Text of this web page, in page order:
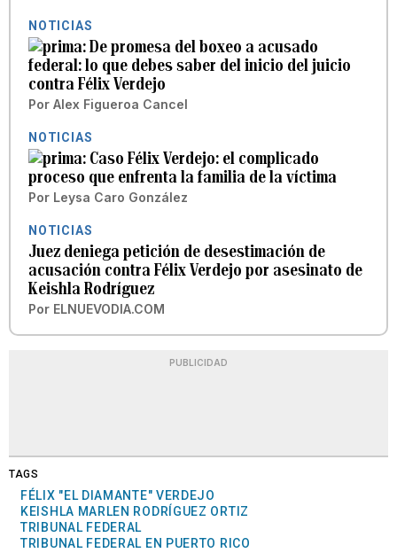
NOTICIAS
De promesa del boxeo a acusado
federal: lo que debes saber del inicio del juicio
contra Félix Verdejo
Por Alex Figueroa Cancel
NOTICIAS
Caso Félix Verdejo: el complicado
proceso que enfrenta la familia de la víctima
Por Leysa Caro González
NOTICIAS
Juez deniega petición de desestimación de
acusación contra Félix Verdejo por asesinato de
Keishla Rodríguez
Por ELNUEVODIA.COM
PUBLICIDAD
TAGS
FÉLIX "EL DIAMANTE" VERDEJO
KEISHLA MARLEN RODRÍGUEZ ORTIZ
TRIBUNAL FEDERAL
TRIBUNAL FEDERAL EN PUERTO RICO